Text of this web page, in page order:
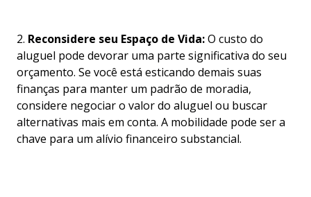
2. Reconsidere seu Espaço de Vida:O custo do
aluguel pode devorar uma parte significativa do seu
orçamento. Se você está esticando demais suas
finanças para manter um padrão de moradia,
considere negociar o valor do aluguel ou buscar
alternativas mais em conta. A mobilidade pode ser a
chave para um alívio financeiro substancial.